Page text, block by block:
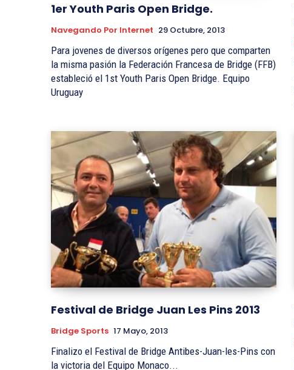
1er Youth Paris Open Bridge.
Navegando Por Internet 29 Octubre, 2013
Para jovenes de diversos orígenes pero que comparten
la misma pasión la Federación Francesa de Bridge (FFB)
estableció el 1st Youth Paris Open Bridge. Equipo
Uruguay
Festival de Bridge Juan Les Pins 2013
Bridge Sports 17 Mayo, 2013
Finalizo el Festival de Bridge Antibes-Juan-les-Pins con
la victoria del Equipo Monaco...